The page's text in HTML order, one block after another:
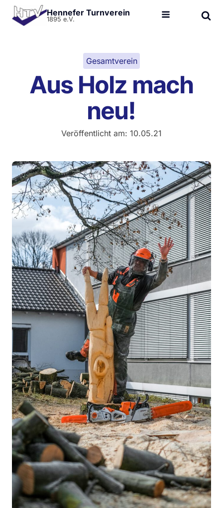
Hennefer Turnverein
1895 e.V.
Gesamtverein
Aus Holz mach
neu!
Veröffentlicht am: 10.05.21